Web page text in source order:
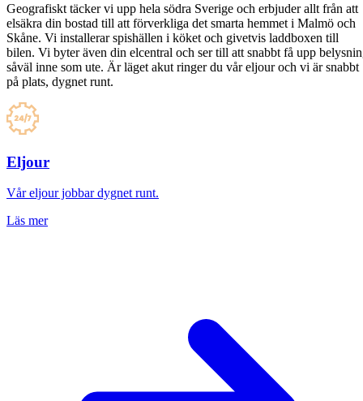
Geografiskt täcker vi upp hela södra Sverige och erbjuder allt från att
elsäkra din bostad till att förverkliga det smarta hemmet i Malmö och
Skåne. Vi installerar spishällen i köket och givetvis laddboxen till
bilen. Vi byter även din elcentral och ser till att snabbt få upp
såväl inne som ute. Är läget akut ringer du vår eljour och vi är snabbt
på plats, dygnet runt.
Eljour
Vår eljour jobbar dygnet runt.
Läs mer